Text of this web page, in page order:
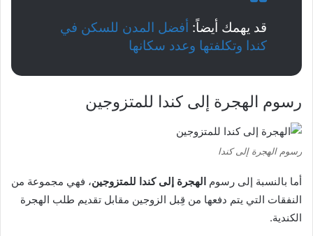
قد يهمك أيضاً: أفضل المدن للسكن في
كندا وتكلفتها وعدد سكانها
رسوم الهجرة إلى كندا للمتزوجين
رسوم الهجرة إلى كندا
أما بالنسبة إلى رسوم الهجرة إلى كندا للمتزوجين، فهي مجموعة من
النفقات التي يتم دفعها من قِبل الزوجين مقابل تقديم طلب الهجرة
الكندية.